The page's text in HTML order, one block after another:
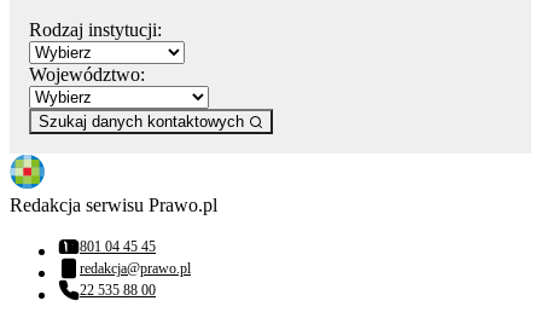
Rodzaj instytucji:
Województwo:
Szukaj danych kontaktowych
Redakcja serwisu Prawo.pl
Numer telefonu:
801 04 45 45
Adres email:
redakcja@prawo.pl
Numer telefonu:
22 535 88 00